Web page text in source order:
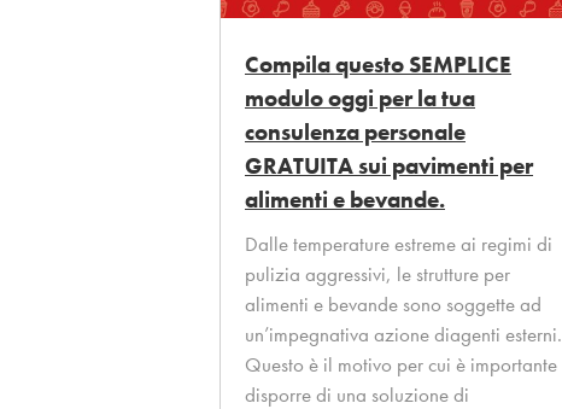
Compila questo SEMPLICE
modulo oggi per la tua
consulenza personale
GRATUITA sui pavimenti per
alimenti e bevande.
Dalle temperature estreme ai regimi di
pulizia aggressivi, le strutture per
alimenti e bevande sono soggette ad
un’impegnativa azione diagenti esterni.
Questo è il motivo per cui è importante
disporre di una soluzione di